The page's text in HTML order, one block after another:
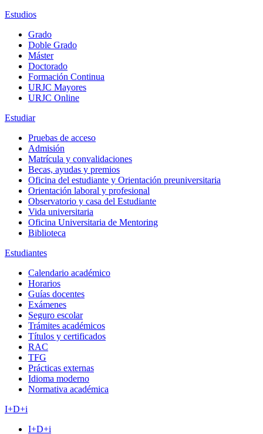
Estudios
Grado
Doble Grado
Máster
Doctorado
Formación Continua
URJC Mayores
URJC Online
Estudiar
Pruebas de acceso
Admisión
Matrícula y convalidaciones
Becas, ayudas y premios
Oficina del estudiante y Orientación preuniversitaria
Orientación laboral y profesional
Observatorio y casa del Estudiante
Vida universitaria
Oficina Universitaria de Mentoring
Biblioteca
Estudiantes
Calendario académico
Horarios
Guías docentes
Exámenes
Seguro escolar
Trámites académicos
Títulos y certificados
RAC
TFG
Prácticas externas
Idioma moderno
Normativa académica
I+D+i
I+D+i